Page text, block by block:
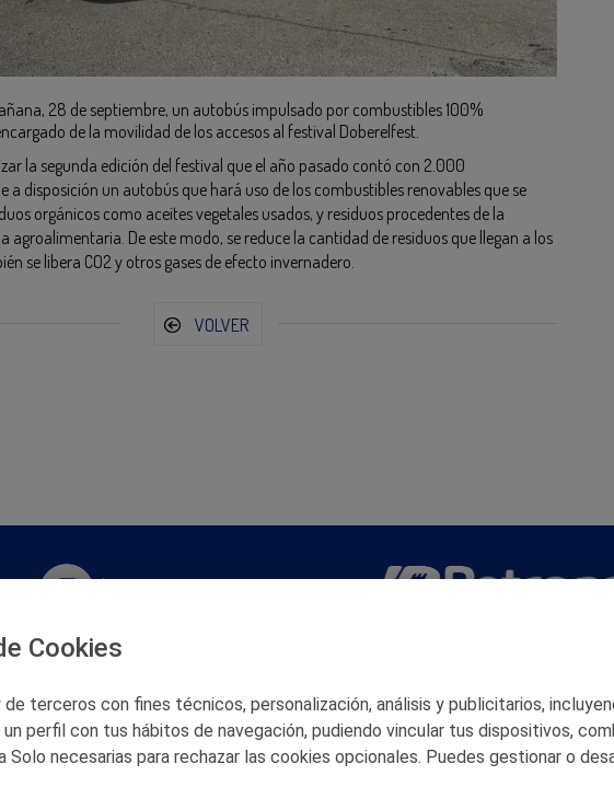
28 de septiembre, un autobús impulsado por combustibles 100%
de la movilidad de los accesos al festival Doberelfest.
la segunda edición del festival que el año pasado contó con 2.000
a disposición un autobús que hará uso de los combustibles renovables que se
orgánicos como aceites vegetales usados, y residuos procedentes de la
agroalimentaria. De este modo, se reduce la cantidad de residuos que llegan a los
se libera CO2 y otros gases de efecto invernadero.
VOLVER
Instagram
Slideshare
Soundcloud © 2026 Petronor S.A.
Cookies
terceros con fines técnicos, personalización, análisis y publicitarios,
perfil con tus hábitos de navegación, pudiendo vincular tus dispositivos,
Solo necesarias para rechazar las cookies opcionales. Puedes gestionar o